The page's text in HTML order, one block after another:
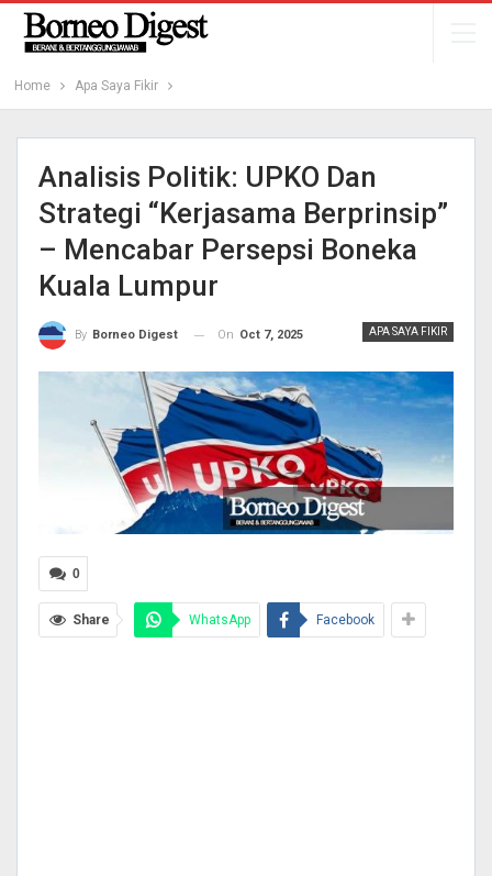
Home Apa Saya Fikir
Analisis Politik: UPKO Dan
Strategi “Kerjasama Berprinsip”
– Mencabar Persepsi Boneka
Kuala Lumpur
APA SAYA FIKIR
By Borneo Digest On Oct 7, 2025
0
Share WhatsApp Facebook